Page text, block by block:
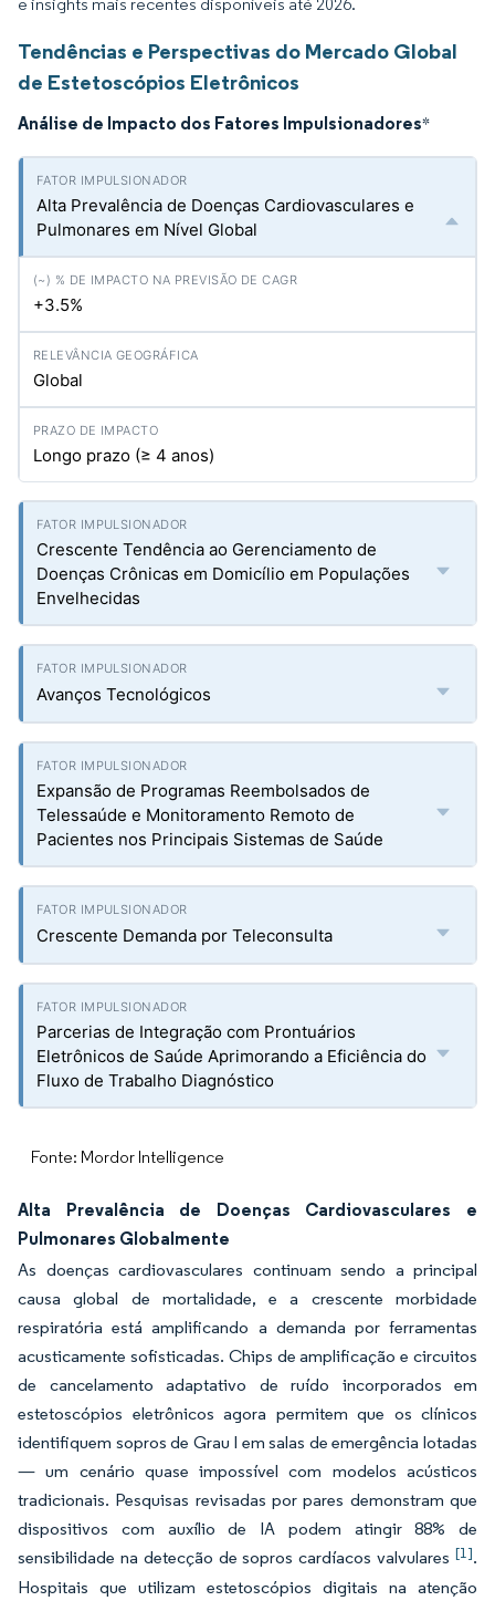
Tendências e Perspectivas do Mercado Global
de Estetoscópios Eletrônicos
Análise de Impacto dos Fatores Impulsionadores*
Alta Prevalência de Doenças Cardiovasculares e
Pulmonares em Nível Global
+3.5%
Global
Longo prazo (≥ 4 anos)
Crescente Tendência ao Gerenciamento de
Doenças Crônicas em Domicílio em Populações
Envelhecidas
Avanços Tecnológicos
Expansão de Programas Reembolsados de
Telessaúde e Monitoramento Remoto de
Pacientes nos Principais Sistemas de Saúde
Crescente Demanda por Teleconsulta
Parcerias de Integração com Prontuários
Eletrônicos de Saúde Aprimorando a Eficiência do
Fluxo de Trabalho Diagnóstico
Fonte: Mordor Intelligence
Alta Prevalência de Doenças Cardiovasculares e
Pulmonares Globalmente
As doenças cardiovasculares continuam sendo a principal
causa global de mortalidade, e a crescente morbidade
respiratória está amplificando a demanda por ferramentas
acusticamente sofisticadas. Chips de amplificação e circuitos
de cancelamento adaptativo de ruído incorporados em
estetoscópios eletrônicos agora permitem que os clínicos
identifiquem sopros de Grau I em salas de emergência lotadas
— um cenário quase impossível com modelos acústicos
tradicionais. Pesquisas revisadas por pares demonstram que
dispositivos com auxílio de IA podem atingir 88% de
sensibilidade na detecção de sopros cardíacos valvulares [1].
Hospitais que utilizam estetoscópios digitais na atenção